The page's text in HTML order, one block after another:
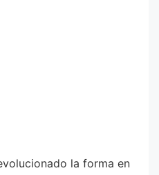
la forma en